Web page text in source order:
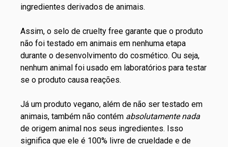
ingredientes derivados de animais.
Assim, o selo de cruelty free garante que o produto
não foi testado em animais em nenhuma etapa
durante o desenvolvimento do cosmético. Ou seja,
nenhum animal foi usado em laboratórios para testar
se o produto causa reações.
Já um produto vegano, além de não ser testado em
animais, também não contém absolutamente nada
de origem animal nos seus ingredientes. Isso
significa que ele é 100% livre de crueldade e de